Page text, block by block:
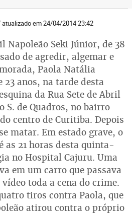
em 24/04/2014 23:42
Napoleão Seki Júnior, de 38
de agredir, algemar e
Paola Natália
23 anos, na tarde desta
da Rua Sete de Abril
S. de Quadros, no bairro
centro de Curitiba. Depois
matar. Em estado grave, o
as 21 horas desta quinta-
no Hospital Cajuru. Uma
em um carro que passava
toda a cena do crime.
tiros contra Paola, que
atirou contra o próprio